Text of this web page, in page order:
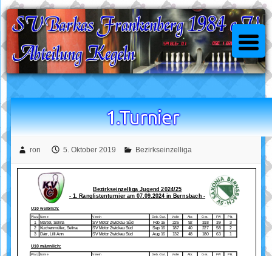
Skip
content
1.Turnier
ron 5. Oktober 2019 Bezirkseinzelliga